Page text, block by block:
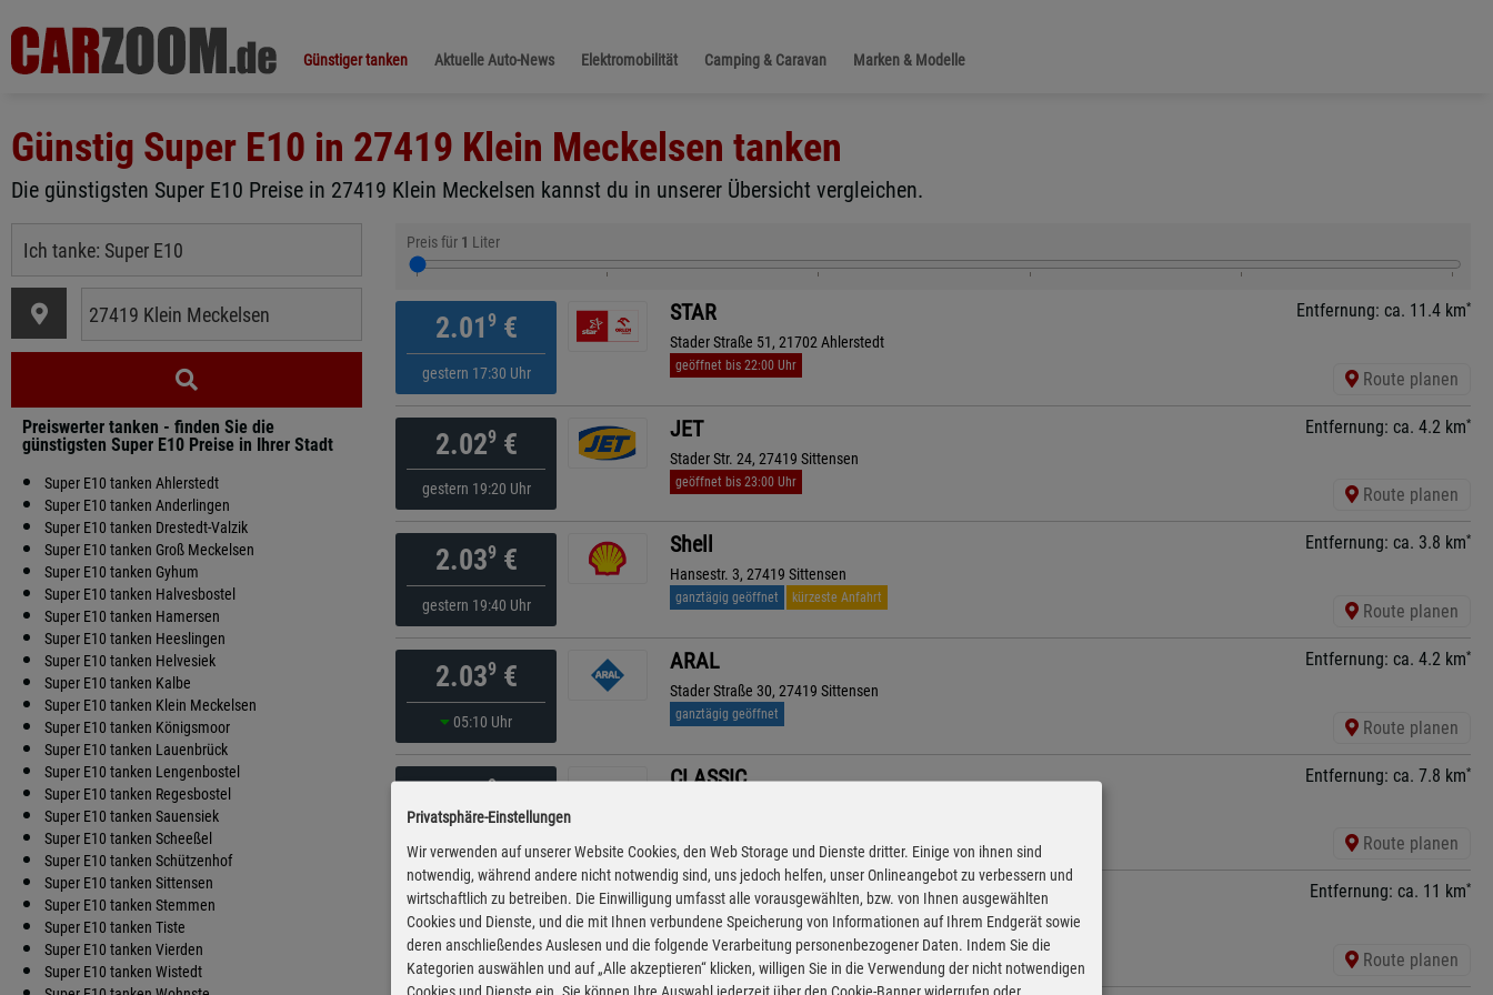
Günstiger tanken Aktuelle Auto-News Elektromobilität Camping & Caravan Marken & Modelle
Günstig Super E10 in 27419 Klein Meckelsen tanken
Die günstigsten Super E10 Preise in 27419 Klein Meckelsen kannst du in unserer Übersicht vergleichen.
Preiswerter tanken - finden Sie die
günstigsten Super E10 Preise in Ihrer Stadt
Super E10 tanken Ahlerstedt
Super E10 tanken Anderlingen
Super E10 tanken Drestedt-Valzik
Super E10 tanken Groß Meckelsen
Super E10 tanken Gyhum
Super E10 tanken Halvesbostel
Super E10 tanken Hamersen
Super E10 tanken Heeslingen
Super E10 tanken Helvesiek
Super E10 tanken Kalbe
Super E10 tanken Klein Meckelsen
Super E10 tanken Königsmoor
Super E10 tanken Lauenbrück
Super E10 tanken Lengenbostel
Super E10 tanken Regesbostel
Super E10 tanken Sauensiek
Super E10 tanken Scheeßel
Super E10 tanken Schützenhof
Super E10 tanken Sittensen
Super E10 tanken Stemmen
Super E10 tanken Tiste
Super E10 tanken Vierden
Super E10 tanken Wistedt
Preis für 1 Liter
2.01 9€
gestern 17:30 Uhr
STAR
Stader Straße 51, 21702 Ahlerstedt
geöffnet bis 22:00 Uhr
Entfernung: ca. 11.4 km*
Route planen
2.029€
gestern 19:20 Uhr
JET
Stader Str. 24, 27419 Sittensen
geöffnet bis 23:00 Uhr
Entfernung: ca. 4.2 km*
Route planen
2.039€
gestern 19:40 Uhr
Shell
Hansestr. 3, 27419 Sittensen
ganztägig geöffnet kürzeste Anfahrt
Entfernung: ca. 3.8 km*
Route planen
2.039€
05:10 Uhr
ARAL
Stader Straße 30, 27419 Sittensen
ganztägig geöffnet
Entfernung: ca. 4.2 km*
Route planen
2.039€ CLASSIC Entfernung: ca. 7.8 km*
Route planen
2.039€
gestern 20:00 Uhr
TS am E-Center
Zum Hochkamp 1, 27404 Zeven
ganztägig geöffnet
Entfernung: ca. 11 km*
Route planen
Privatsphäre-Einstellungen
Wir verwenden auf unserer Website Cookies, den Web Storage und Dienste dritter. Einige von ihnen sind
notwendig, während andere nicht notwendig sind, uns jedoch helfen, unser Onlineangebot zu verbessern und
wirtschaftlich zu betreiben. Die Einwilligung umfasst alle vorausgewählten, bzw. von Ihnen ausgewählten
Cookies und Dienste, und die mit Ihnen verbundene Speicherung von Informationen auf Ihrem Endgerät sowie
deren anschließendes Auslesen und die folgende Verarbeitung personenbezogener Daten. Indem Sie die
Kategorien auswählen und auf „Alle akzeptieren“ klicken, willigen Sie in die Verwendung der nicht notwendigen
Cookies und Dienste ein. Sie können Ihre Auswahl jederzeit über den Cookie-Banner widerrufen oder